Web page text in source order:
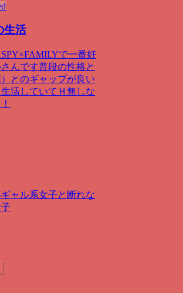
生活
で一番好
んです普段の性格と
とのギャップが良い
活していてＨ無しな
ャル系女子と断れな